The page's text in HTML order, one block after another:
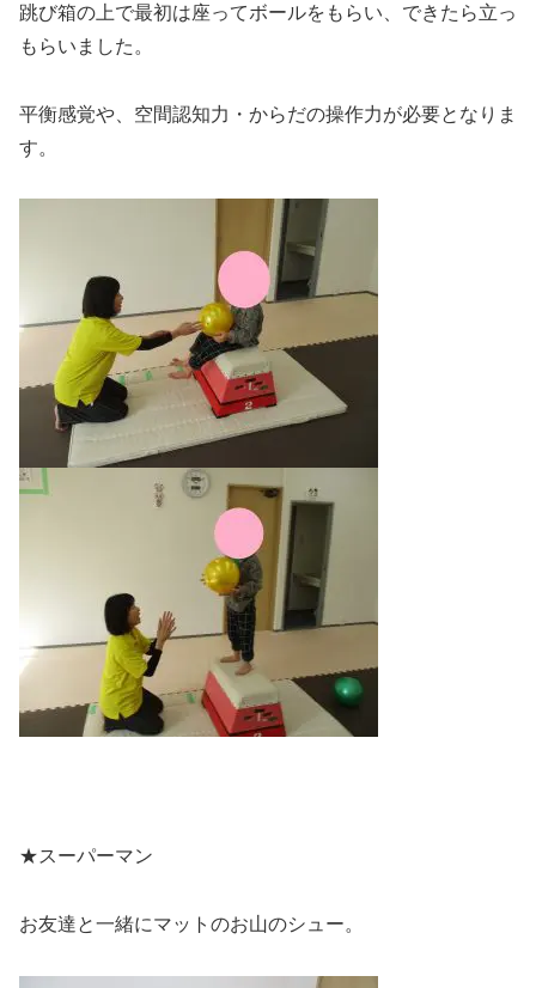
跳び箱の上で最初は座ってボールをもらい、できたら立っ
もらいました。
平衡感覚や、空間認知力・からだの操作力が必要となりま
す。
★スーパーマン
お友達と一緒にマットのお山のシュー。